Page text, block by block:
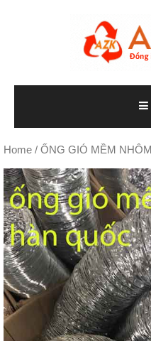
Home / ỐNG GIÓ MỀM NHÔM